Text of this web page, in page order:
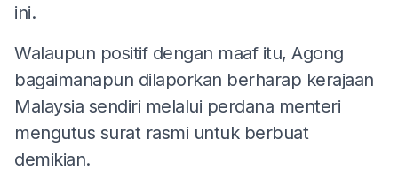
ini.
Walaupun positif dengan maaf itu, Agong
bagaimanapun dilaporkan berharap kerajaan
Malaysia sendiri melalui perdana menteri
mengutus surat rasmi untuk berbuat
demikian.